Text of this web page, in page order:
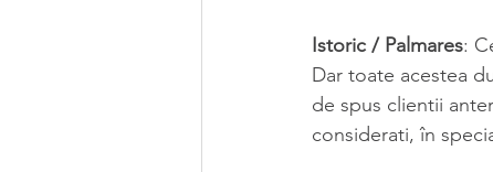
Istoric / Palmares:
Dar toate acestea
de spus clientii
considerati, în